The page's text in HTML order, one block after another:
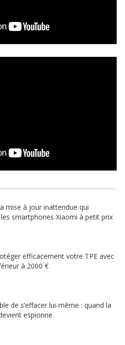
mise à jour inattendue qui
smartphones Xiaomi à petit prix
efficacement votre TPE avec
à 2000 €
de s’effacer lui-même : quand la
espionne